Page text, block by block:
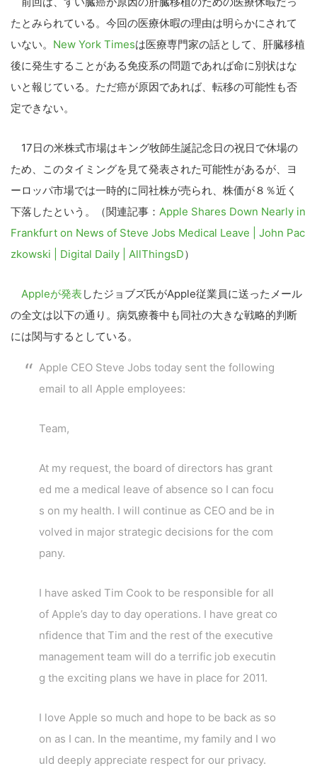
たとみられている。今回の医療休暇の理由は明らかにされて
いない。 New York Timesは医療専門家の話として、肝臓移植
後に発生することがある免疫系の問題であれば命に別状はな
いと報じている。ただ癌が原因であれば、転移の可能性も否
定できない。
17日の米株式市場はキング牧師生誕記念日の祝日で休場の
ため、このタイミングを見て発表された可能性があるが、ヨ
ーロッパ市場では一時的に同社株が売られ、株価が８％近く
下落したという。（関連記事： Apple Shares Down Nearly in
Frankfurt on News of Steve Jobs Medical Leave | John Pac
zkowski | Digital Daily | AllThingsD）
Appleが発表したジョブズ氏がApple従業員に送ったメール
の全文は以下の通り。病気療養中も同社の大きな戦略的判断
には関与するとしている。
Apple CEO Steve Jobs today sent the following
email to all Apple employees:
Team,
At my request, the board of directors has grant
ed me a medical leave of absence so I can focu
s on my health. I will continue as CEO and be in
volved in major strategic decisions for the com
pany.
I have asked Tim Cook to be responsible for all
of Apple’s day to day operations. I have great co
nfidence that Tim and the rest of the executive
management team will do a terrific job executin
g the exciting plans we have in place for 2011.
I love Apple so much and hope to be back as so
on as I can. In the meantime, my family and I wo
uld deeply appreciate respect for our privacy.